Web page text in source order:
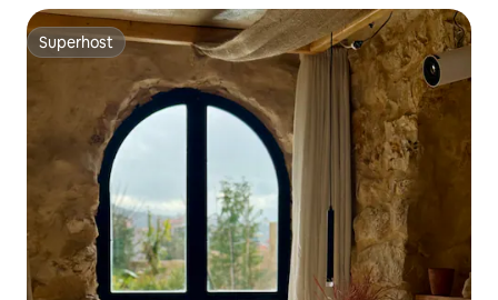
Superhost
Superhost